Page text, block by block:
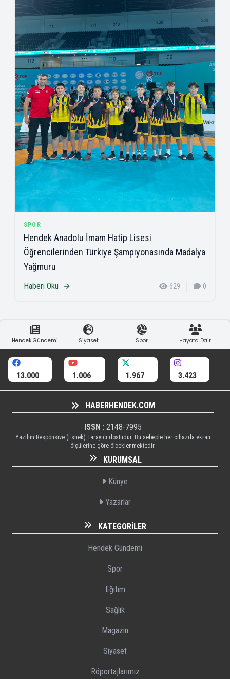
SPOR
Hendek Anadolu İmam Hatip Lisesi
Öğrencilerinden Türkiye Şampiyonasında Madalya
Yağmuru
Haberi Oku 629 0
Hendek Gündemi Siyaset Spor Hayata Dair
13.000 1.006 1.967 3.423
HABERHENDEK.COM
ISSN : 2148-7995
Yazılım Responsive (Esnek) Tarayıcı dostudur. Bu sebeple her cihazda ekran
ölçülerine göre ölçeklenmektedir.
KURUMSAL
Künye
Yazarlar
KATEGORILER
Hendek Gündemi
Spor
Eğitim
Sağlık
Magazin
Siyaset
Röportajlarımız